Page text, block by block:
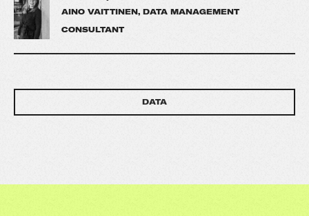
AINO VAITTINEN, DATA MANAGEMENT
CONSULTANT
DATA